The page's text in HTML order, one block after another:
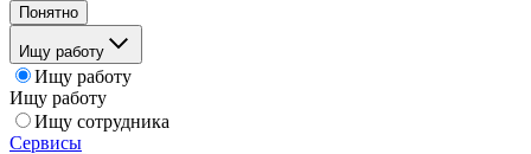
Понятно
Ищу работу
Ищу работу
Ищу работу
Ищу сотрудника
Сервисы